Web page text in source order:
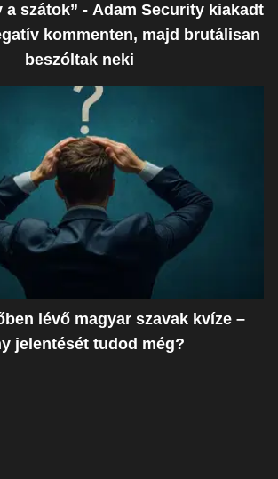
a szátok” - Adam Security kiakadt
kommenten, majd brutálisan
beszóltak neki
lévő magyar szavak kvíze –
jelentését tudod még?